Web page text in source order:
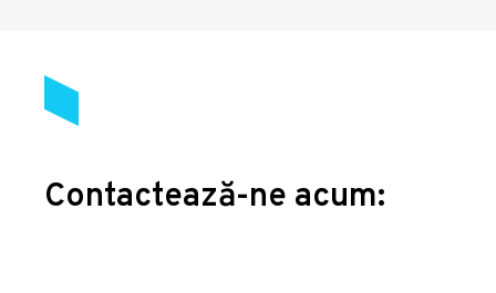
Contactează-ne acum: